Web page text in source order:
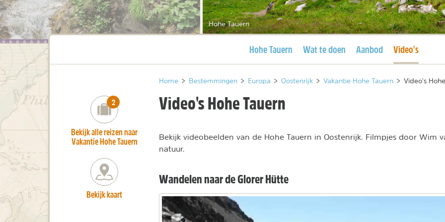
Hohe Tauern
Huidige pagina
Hohe Tauern Wat te doen Aanbod Huidige pagina
Video's
Home > Bestemmingen > Europa > Oostenrijk > Vakantie Hohe Tauern > Video's
Video's Hohe Tauern
Bekijk videobeelden van de Hohe Tauern in Oostenrijk. Filmpjes door Wim
natuur.
Wandelen naar de Glorer Hütte
number_of_trips:
2
Bekijk alle reizen naar
Vakantie Hohe Tauern
Bekijk kaart